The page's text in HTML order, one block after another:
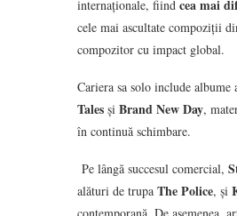
internaționale, fiind cea mai
cele mai ascultate compoziții
compozitor cu impact global.
Cariera sa solo include
Tales și Brand New Day,
în continuă schimbare.
Pe lângă succesul comercial,
alături de trupa The Police, și